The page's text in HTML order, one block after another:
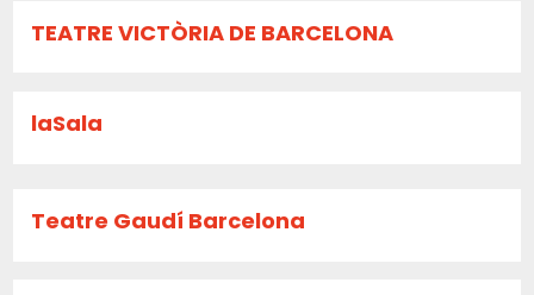
TEATRE VICTÒRIA DE BARCELONA
laSala
Teatre Gaudí Barcelona